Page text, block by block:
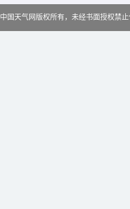
中国天气网版权所有，未经书面授权